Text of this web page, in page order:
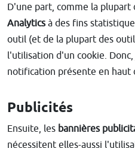
D'une part, comme la plupart
Analyticsà des fins
outil (et de la plupart des
l'utilisation d'un cookie.
notification présente en haut
Publicités
Ensuite, les bannières
nécessitent elles-aussi